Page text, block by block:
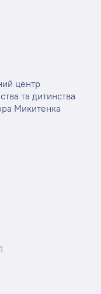
центр
та дитинства
Микитенка